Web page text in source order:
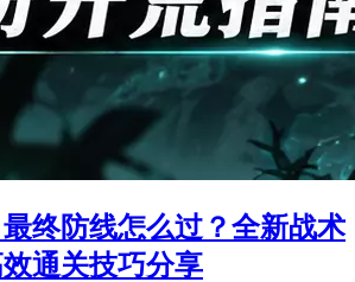
最终防线怎么过？全新战术
通关技巧分享